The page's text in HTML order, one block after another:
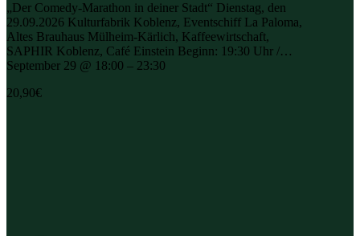
„Der Comedy-Marathon in deiner Stadt“ Dienstag, den
29.09.2026 Kulturfabrik Koblenz, Eventschiff La Paloma,
Altes Brauhaus Mülheim-Kärlich, Kaffeewirtschaft,
SAPHIR Koblenz, Café Einstein Beginn: 19:30 Uhr /…
September 29 @ 18:00 – 23:30
20,90€